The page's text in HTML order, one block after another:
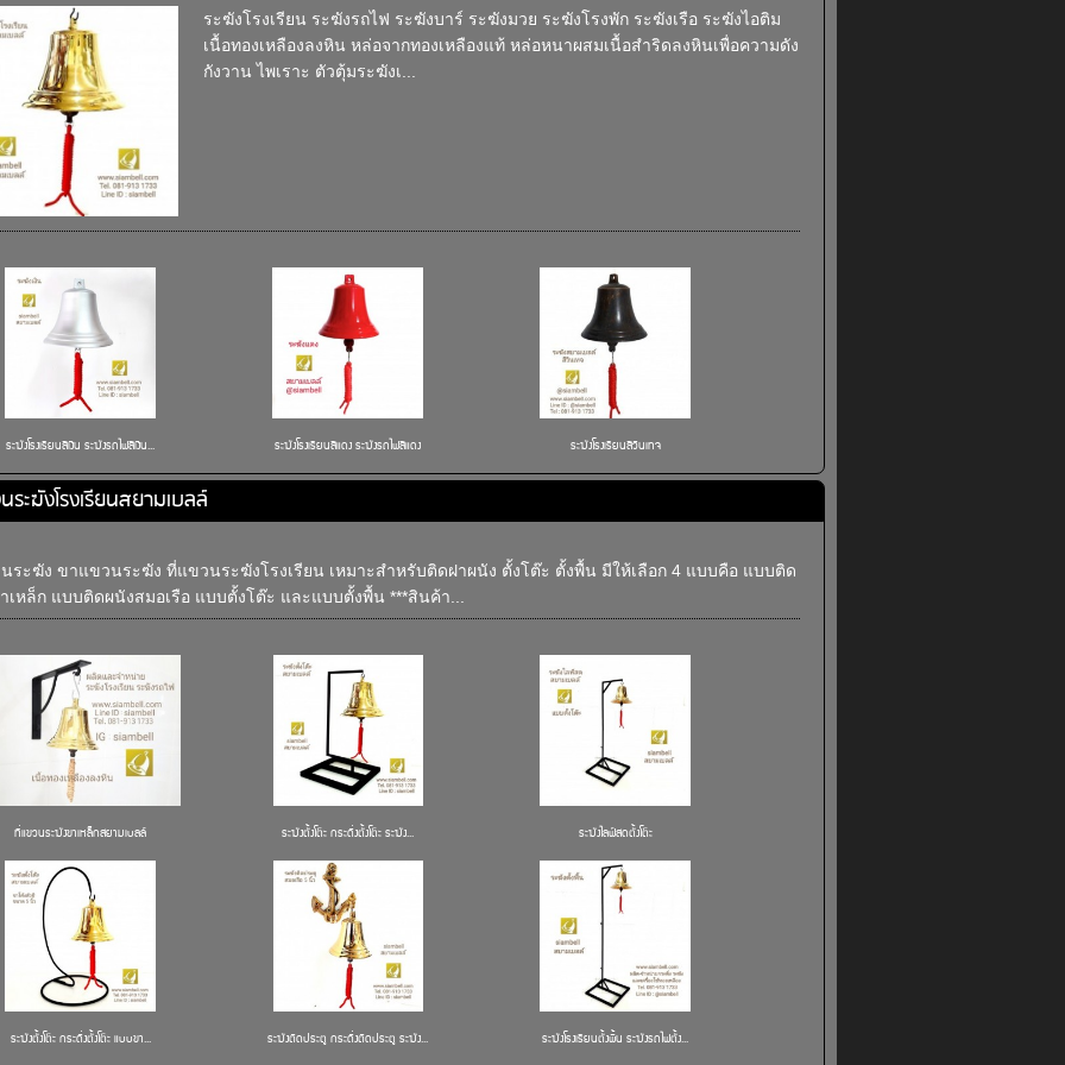
ระฆังโรงเรียน ระฆังรถไฟ ระฆังบาร์ ระฆังมวย ระฆังโรงพัก ระฆังเรือ ระฆังไอติม
เนื้อทองเหลืองลงหิน หล่อจากทองเหลืองแท้ หล่อหนาผสมเนื้อสำริดลงหินเพื่อความดัง
กังวาน ไพเราะ ตัวตุ้มระฆังเ...
ระฆังโรงเรียนสีเงิน ระฆังรถไฟสีเงิน... ระฆังโรงเรียนสีแดง ระฆังรถไฟสีแดง ระฆังโรงเรียนสีวินเทจ
ระฆังโรงเรียนสยามเบลล์
ระฆัง ขาแขวนระฆัง ที่แขวนระฆังโรงเรียน เหมาะสำหรับติดฝาผนัง ตั้งโต๊ะ ตั้งพื้น มีให้เลือก 4 แบบคือ แบบติด
เหล็ก แบบติดผนังสมอเรือ แบบตั้งโต๊ะ และแบบตั้งพื้น ***สินค้า...
ที่แขวนระฆังขาเหล็กสยามเบลล์ ระฆังตั้งโต๊ะ กระดิ่งตั้งโต๊ะ ระฆัง... ระฆังไลฟ์สดตั้งโต๊ะ
ระฆังตั้งโต๊ะ กระดิ่งตั้งโต๊ะ แบบขา... ระฆังติดประตู กระดิ่งติดประตู ระฆัง... ระฆังโรงเรียนตั้งพื้น ระฆังรถไฟตั้ง...